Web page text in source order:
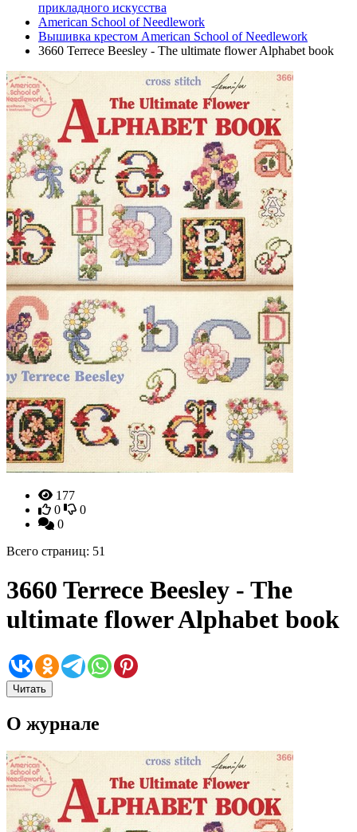
прикладного искусства
American School of Needlework
Вышивка крестом American School of Needlework
3660 Terrece Beesley - The ultimate flower Alphabet book
177
0
0
0
Всего страниц: 51
3660 Terrece Beesley - The
ultimate flower Alphabet book
Читать
О журнале